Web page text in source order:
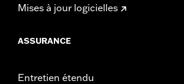
Mises à jour logicielles
ASSURANCE
Entretien étendu